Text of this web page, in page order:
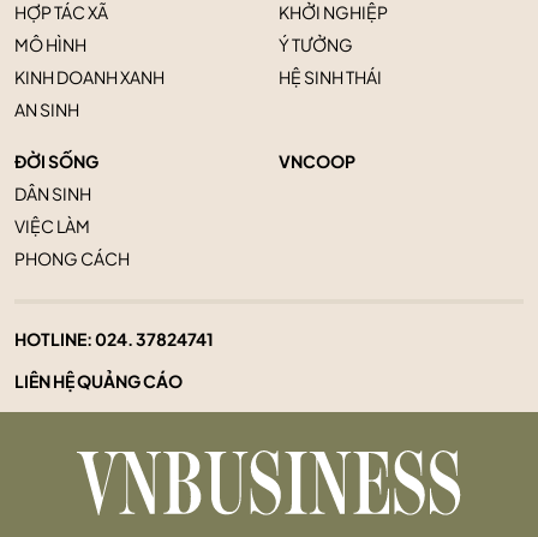
HỢP TÁC XÃ
MÔ HÌNH
KINH DOANH XANH
AN SINH
KHỞI NGHIỆP
Ý TƯỞNG
HỆ SINH THÁI
ĐỜI SỐNG
DÂN SINH
VIỆC LÀM
PHONG CÁCH
VNCOOP
HOTLINE:024. 37824741
LIÊN HỆ QUẢNG CÁO